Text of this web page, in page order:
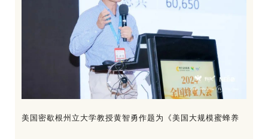
美国密歇根州立大学教授黄智勇作题为《美国大规模蜜蜂养